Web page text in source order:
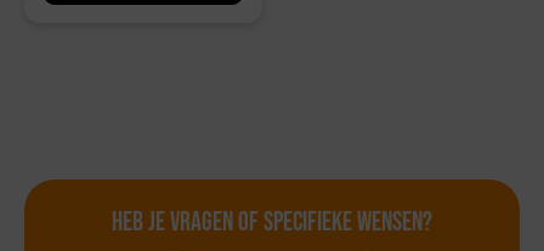
Heb je vragen ofspecifieke wensen?